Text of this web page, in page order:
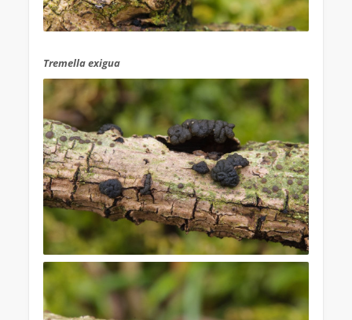
Tremella exigua